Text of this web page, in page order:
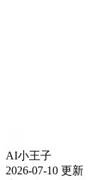
AI小王子
2026-07-10 更新